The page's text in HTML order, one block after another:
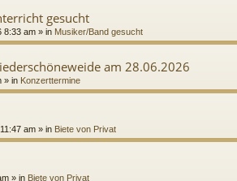
gesucht
8:33 am » in Musiker/Band gesucht
am 28.06.2026
» in Konzerttermine
am » in Biete von Privat
» in Biete von Privat